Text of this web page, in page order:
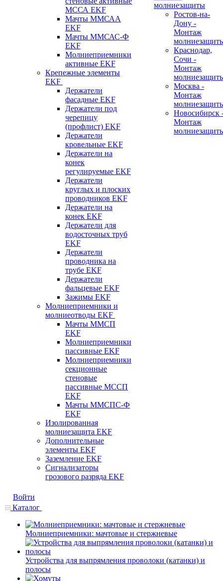
МССА EKF
Мачты ММСАА
EKF
Мачты ММСАС-Ф
EKF
Молниеприемники
активные EKF
Крепежные элементы
EKF
Держатели
фасадные EKF
Держатели под
черепицу
(профлист) EKF
Держатели
кровельные EKF
Держатели на
конек
регулируемые EKF
Держатели
круглых и плоских
проводников EKF
Держатели на
конек EKF
Держатели для
водосточных труб
EKF
Держатели
проводника на
трубе EKF
Держатели
фальцевые EKF
Зажимы EKF
Молниеприемники и
молниеотводы EKF
Мачты ММСП
EKF
Молниеприемники
пассивные EKF
Молниеприемники
секционные
стеновые
пассивные МССП
EKF
Мачты ММСПС-Ф
EKF
Изолированная
молниезащита EKF
Дополнительные
элементы EKF
Заземление EKF
Сигнализаторы
грозового разряда EKF
молниезащиты
Ростов-на-
Дону -
Монтаж
Краснодар,
Сочи -
Монтаж
Москва -
Монтаж
Новосибирск
Монтаж
Войти
Каталог
Молниеприемники: мачтовые и стержневые
Устройства для выпрямления проволоки (катанки) и
полосы